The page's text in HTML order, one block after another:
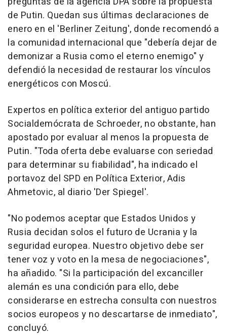
de Putin. Quedan sus últimas declaraciones de
enero en el 'Berliner Zeitung', donde recomendó a
la comunidad internacional que "debería dejar de
demonizar a Rusia como el eterno enemigo" y
defendió la necesidad de restaurar los vínculos
energéticos con Moscú.
Expertos en política exterior del antiguo partido
Socialdemócrata de Schroeder, no obstante, han
apostado por evaluar al menos la propuesta de
Putin. "Toda oferta debe evaluarse con seriedad
para determinar su fiabilidad", ha indicado el
portavoz del SPD en Política Exterior, Adis
Ahmetovic, al diario 'Der Spiegel'.
"No podemos aceptar que Estados Unidos y
Rusia decidan solos el futuro de Ucrania y la
seguridad europea. Nuestro objetivo debe ser
tener voz y voto en la mesa de negociaciones",
ha añadido. "Si la participación del excanciller
alemán es una condición para ello, debe
considerarse en estrecha consulta con nuestros
socios europeos y no descartarse de inmediato",
concluyó.